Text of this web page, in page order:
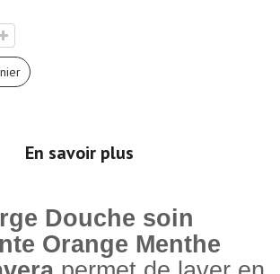
En savoir plus
Douche soin
Orange Menthe